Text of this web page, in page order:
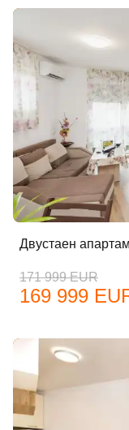
Двустаен
171 999 EUR
169 999